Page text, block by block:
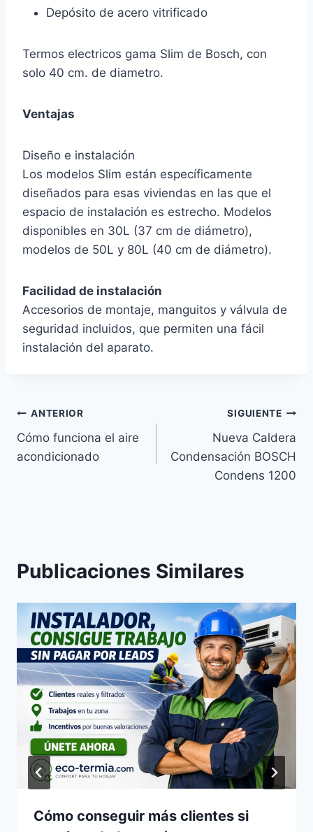
Depósito de acero vitrificado
Termos electricos gama Slim de Bosch, con
solo 40 cm. de diametro.
Ventajas
Diseño e instalación
Los modelos Slim están específicamente
diseñados para esas viviendas en las que el
espacio de instalación es estrecho. Modelos
disponibles en 30L (37 cm de diámetro),
modelos de 50L y 80L (40 cm de diámetro).
Facilidad de instalación
Accesorios de montaje, manguitos y válvula de
seguridad incluidos, que permiten una fácil
instalación del aparato.
Navegación
de
ANTERIOR
Cómo funciona el aire
acondicionado
SIGUIENTE
Nueva Caldera
Condensación BOSCH
Condens 1200
Publicaciones Similares
Cómo conseguir más clientes si